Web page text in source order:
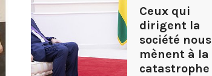
Ceux qui
dirigent la
société nous
mènent à la
catastrophe